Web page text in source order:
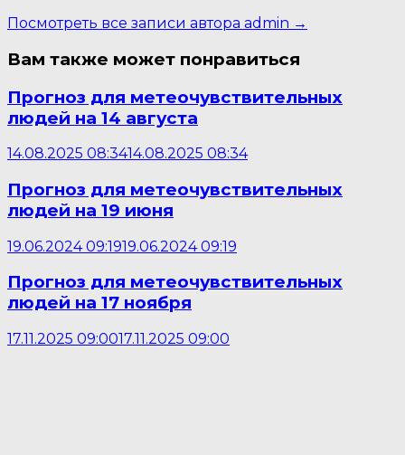
Посмотреть все записи автора admin →
Вам также может понравиться
Прогноз для метеочувствительных
людей на 14 августа
14.08.2025 08:3414.08.2025 08:34
Прогноз для метеочувствительных
людей на 19 июня
19.06.2024 09:1919.06.2024 09:19
Прогноз для метеочувствительных
людей на 17 ноября
17.11.2025 09:0017.11.2025 09:00